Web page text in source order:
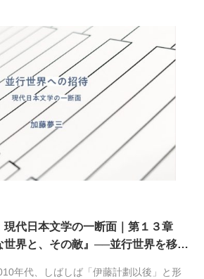
現代日本文学の一断面｜第１３章
世界と、その敵』──並行世界を移…
年代、しばしば「伊藤計劃以後」と形